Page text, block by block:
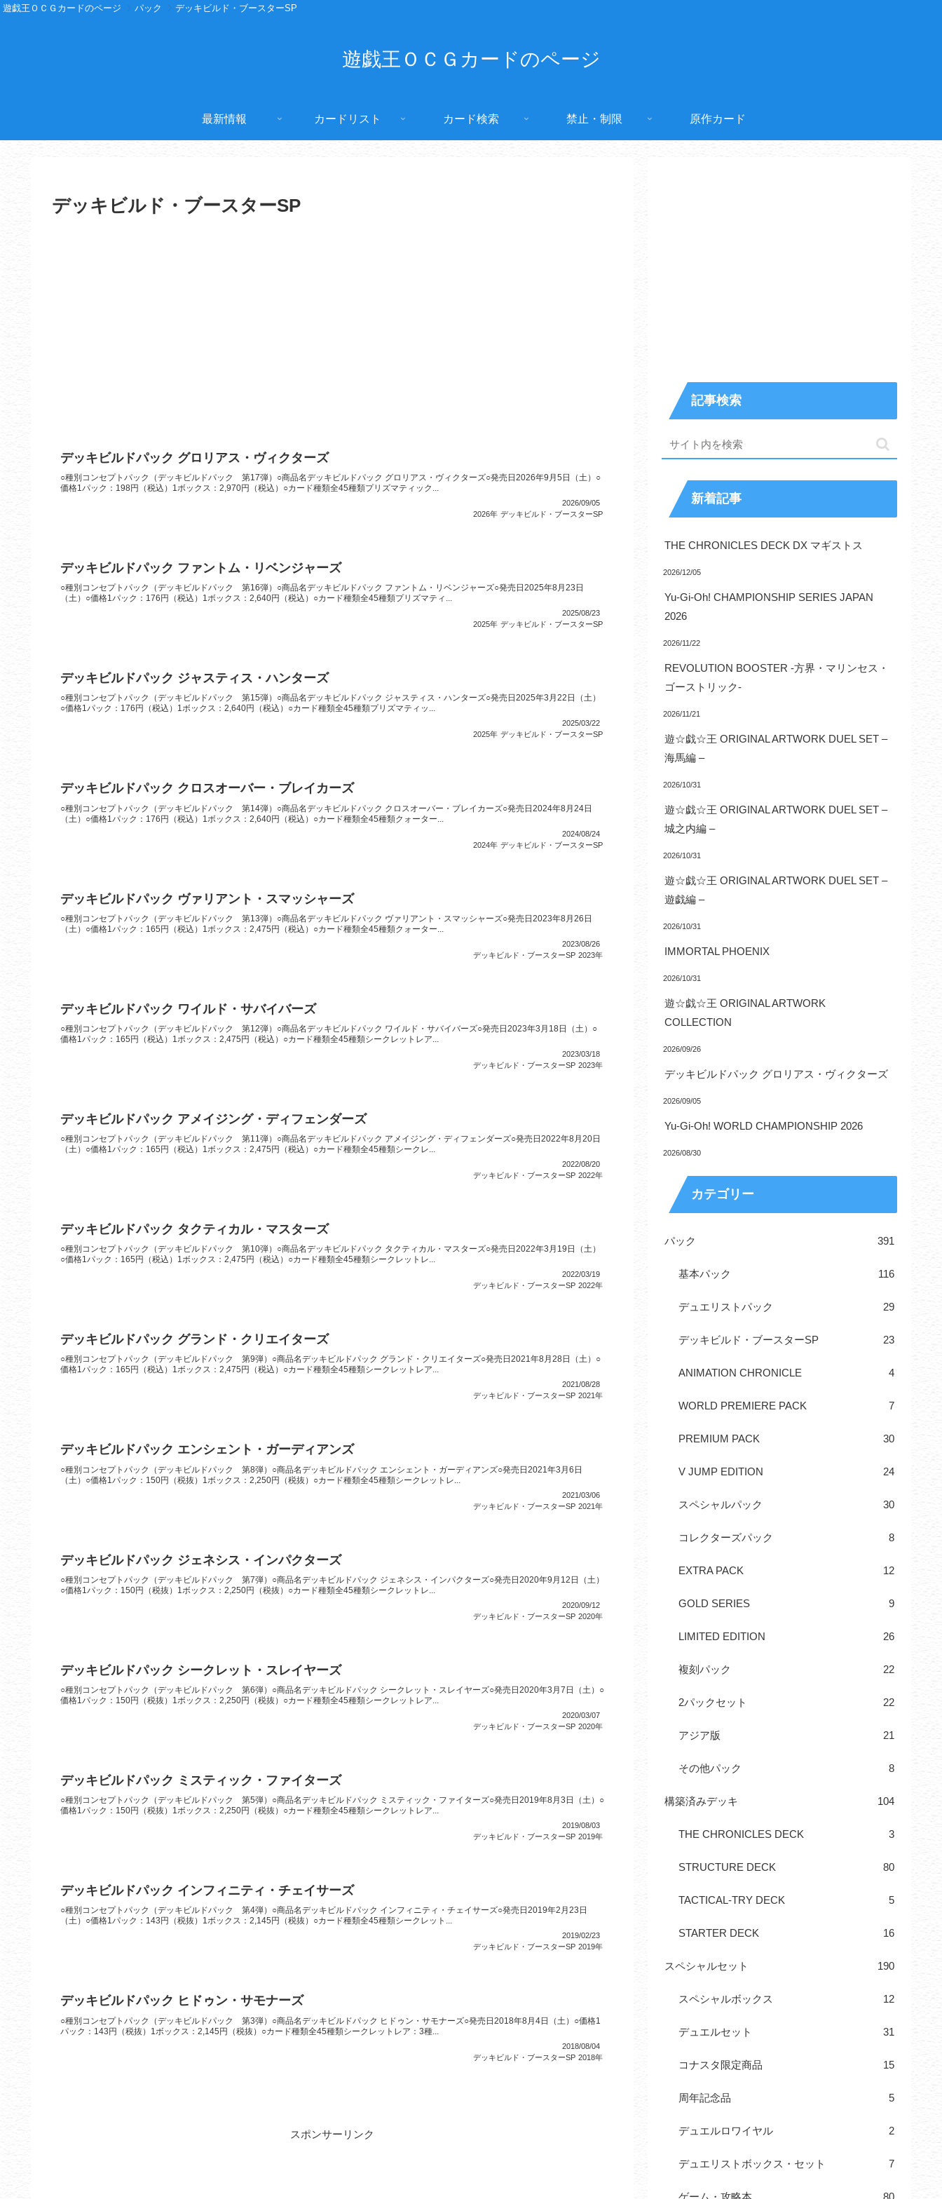
遊戯王ＯＣＧカードのページ パック デッキビルド・ブースターSP
遊戯王ＯＣＧカードのページ
最新情報 カードリスト カード検索 禁止・制限 原作カード
デッキビルド・ブースターSP
デッキビルドパック グロリアス・ヴィクターズ
○種別コンセプトパック（デッキビルドパック 第17弾）○商品名デッキビルドパック グロリアス・ヴィクターズ○発売日2026年9月5日（土）○
価格1パック：198円（税込）1ボックス：2,970円（税込）○カード種類全45種類プリズマティック...
2026/09/05
2026年 デッキビルド・ブースターSP
デッキビルドパック ファントム・リベンジャーズ
○種別コンセプトパック（デッキビルドパック 第16弾）○商品名デッキビルドパック ファントム・リベンジャーズ○発売日2025年8月23日
（土）○価格1パック：176円（税込）1ボックス：2,640円（税込）○カード種類全45種類プリズマティ...
2025/08/23
2025年 デッキビルド・ブースターSP
デッキビルドパック ジャスティス・ハンターズ
○種別コンセプトパック（デッキビルドパック 第15弾）○商品名デッキビルドパック ジャスティス・ハンターズ○発売日2025年3月22日（土）
○価格1パック：176円（税込）1ボックス：2,640円（税込）○カード種類全45種類プリズマティッ...
2025/03/22
2025年 デッキビルド・ブースターSP
デッキビルドパック クロスオーバー・ブレイカーズ
○種別コンセプトパック（デッキビルドパック 第14弾）○商品名デッキビルドパック クロスオーバー・ブレイカーズ○発売日2024年8月24日
（土）○価格1パック：176円（税込）1ボックス：2,640円（税込）○カード種類全45種類クォーター...
2024/08/24
2024年 デッキビルド・ブースターSP
デッキビルドパック ヴァリアント・スマッシャーズ
○種別コンセプトパック（デッキビルドパック 第13弾）○商品名デッキビルドパック ヴァリアント・スマッシャーズ○発売日2023年8月26日
（土）○価格1パック：165円（税込）1ボックス：2,475円（税込）○カード種類全45種類クォーター...
2023/08/26
デッキビルド・ブースターSP 2023年
デッキビルドパック ワイルド・サバイバーズ
○種別コンセプトパック（デッキビルドパック 第12弾）○商品名デッキビルドパック ワイルド・サバイバーズ○発売日2023年3月18日（土）○
価格1パック：165円（税込）1ボックス：2,475円（税込）○カード種類全45種類シークレットレア...
2023/03/18
デッキビルド・ブースターSP 2023年
デッキビルドパック アメイジング・ディフェンダーズ
○種別コンセプトパック（デッキビルドパック 第11弾）○商品名デッキビルドパック アメイジング・ディフェンダーズ○発売日2022年8月20日
（土）○価格1パック：165円（税込）1ボックス：2,475円（税込）○カード種類全45種類シークレ...
2022/08/20
デッキビルド・ブースターSP 2022年
デッキビルドパック タクティカル・マスターズ
○種別コンセプトパック（デッキビルドパック 第10弾）○商品名デッキビルドパック タクティカル・マスターズ○発売日2022年3月19日（土）
○価格1パック：165円（税込）1ボックス：2,475円（税込）○カード種類全45種類シークレットレ...
2022/03/19
デッキビルド・ブースターSP 2022年
デッキビルドパック グランド・クリエイターズ
○種別コンセプトパック（デッキビルドパック 第9弾）○商品名デッキビルドパック グランド・クリエイターズ○発売日2021年8月28日（土）○
価格1パック：165円（税込）1ボックス：2,475円（税込）○カード種類全45種類シークレットレア...
2021/08/28
デッキビルド・ブースターSP 2021年
デッキビルドパック エンシェント・ガーディアンズ
○種別コンセプトパック（デッキビルドパック 第8弾）○商品名デッキビルドパック エンシェント・ガーディアンズ○発売日2021年3月6日
（土）○価格1パック：150円（税抜）1ボックス：2,250円（税抜）○カード種類全45種類シークレットレ...
2021/03/06
デッキビルド・ブースターSP 2021年
デッキビルドパック ジェネシス・インパクターズ
○種別コンセプトパック（デッキビルドパック 第7弾）○商品名デッキビルドパック ジェネシス・インパクターズ○発売日2020年9月12日（土）
○価格1パック：150円（税抜）1ボックス：2,250円（税抜）○カード種類全45種類シークレットレ...
2020/09/12
デッキビルド・ブースターSP 2020年
デッキビルドパック シークレット・スレイヤーズ
○種別コンセプトパック（デッキビルドパック 第6弾）○商品名デッキビルドパック シークレット・スレイヤーズ○発売日2020年3月7日（土）○
価格1パック：150円（税抜）1ボックス：2,250円（税抜）○カード種類全45種類シークレットレア...
2020/03/07
デッキビルド・ブースターSP 2020年
デッキビルドパック ミスティック・ファイターズ
○種別コンセプトパック（デッキビルドパック 第5弾）○商品名デッキビルドパック ミスティック・ファイターズ○発売日2019年8月3日（土）○
価格1パック：150円（税抜）1ボックス：2,250円（税抜）○カード種類全45種類シークレットレア...
2019/08/03
デッキビルド・ブースターSP 2019年
デッキビルドパック インフィニティ・チェイサーズ
○種別コンセプトパック（デッキビルドパック 第4弾）○商品名デッキビルドパック インフィニティ・チェイサーズ○発売日2019年2月23日
（土）○価格1パック：143円（税抜）1ボックス：2,145円（税抜）○カード種類全45種類シークレット...
2019/02/23
デッキビルド・ブースターSP 2019年
デッキビルドパック ヒドゥン・サモナーズ
○種別コンセプトパック（デッキビルドパック 第3弾）○商品名デッキビルドパック ヒドゥン・サモナーズ○発売日2018年8月4日（土）○価格1
パック：143円（税抜）1ボックス：2,145円（税抜）○カード種類全45種類シークレットレア：3種...
2018/08/04
デッキビルド・ブースターSP 2018年
スポンサーリンク
記事検索
新着記事
THE CHRONICLES DECK DX マギストス
2026/12/05
Yu-Gi-Oh! CHAMPIONSHIP SERIES JAPAN
2026
2026/11/22
REVOLUTION BOOSTER -方界・マリンセス・
ゴーストリック-
2026/11/21
遊☆戯☆王 ORIGINAL ARTWORK DUEL SET –
海馬編 –
2026/10/31
遊☆戯☆王 ORIGINAL ARTWORK DUEL SET –
城之内編 –
2026/10/31
遊☆戯☆王 ORIGINAL ARTWORK DUEL SET –
遊戯編 –
2026/10/31
IMMORTAL PHOENIX
2026/10/31
遊☆戯☆王 ORIGINAL ARTWORK
COLLECTION
2026/09/26
デッキビルドパック グロリアス・ヴィクターズ
2026/09/05
Yu-Gi-Oh! WORLD CHAMPIONSHIP 2026
2026/08/30
カテゴリー
パック 391
基本パック 116
デュエリストパック 29
デッキビルド・ブースターSP 23
ANIMATION CHRONICLE 4
WORLD PREMIERE PACK 7
PREMIUM PACK 30
V JUMP EDITION 24
スペシャルパック 30
コレクターズパック 8
EXTRA PACK 12
GOLD SERIES 9
LIMITED EDITION 26
複刻パック 22
2パックセット 22
アジア版 21
その他パック 8
構築済みデッキ 104
THE CHRONICLES DECK 3
STRUCTURE DECK 80
TACTICAL-TRY DECK 5
STARTER DECK 16
スペシャルセット 190
スペシャルボックス 12
デュエルセット 31
コナスタ限定商品 15
周年記念品 5
デュエルロワイヤル 2
デュエリストボックス・セット 7
ゲーム・攻略本 80